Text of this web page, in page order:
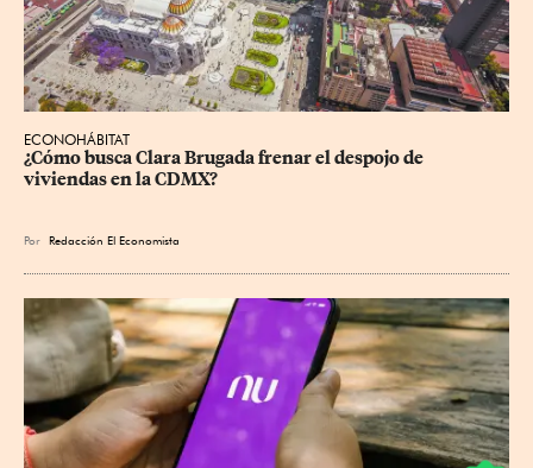
ECONOHÁBITAT
¿Cómo busca Clara Brugada frenar el despojo de
viviendas en la CDMX?
Por Redacción El Economista